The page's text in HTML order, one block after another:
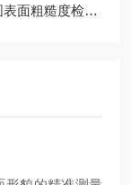
应用与行业标准对标